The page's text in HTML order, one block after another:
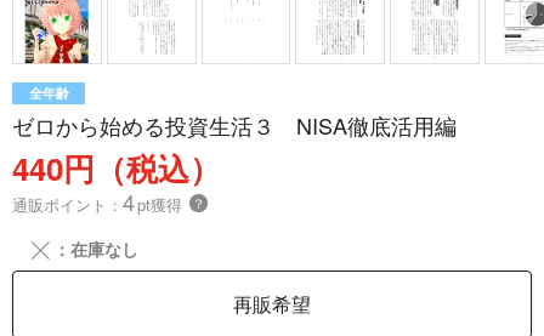
全年齢
ゼロから始める投資生活３ NISA徹底活用編
440円（税込）
通販ポイント： 4pt獲得 ？
╳ ：在庫なし
再販希望